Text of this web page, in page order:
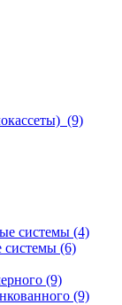
(9)
системы (4)
системы (6)
(9)
(9)